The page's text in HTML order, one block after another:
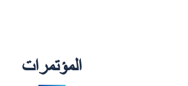
المؤتمرات